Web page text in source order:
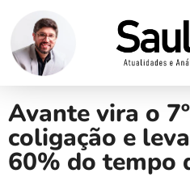
Avante vira o
coligação e
60% do tempo